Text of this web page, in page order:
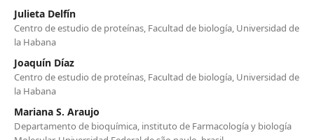
Julieta Delfín
Centro de estudio de proteínas, Facultad de biología, Universidad de
la Habana
Joaquín Díaz
Centro de estudio de proteínas, Facultad de biología, Universidad de
la Habana
Mariana S. Araujo
Departamento de bioquímica, instituto de Farmacología y biología